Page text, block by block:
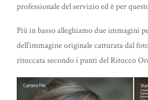
CONTACT
professionale del servizio ed è per
Più in basso alleghiamo due immagini
dell’immagine originale catturata dal
ritoccata secondo i punti del Ritocco